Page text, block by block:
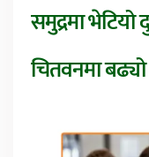
समुद्रमा
चितवनमा